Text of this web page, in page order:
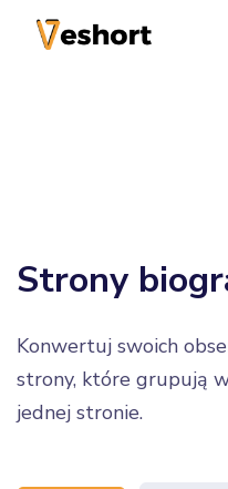
Strony
Konwertuj swoich
strony, które grupują
jednej stronie.